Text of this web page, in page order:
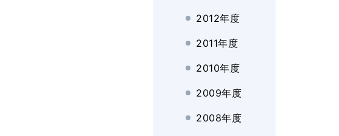
2012年度
2011年度
2010年度
2009年度
2008年度